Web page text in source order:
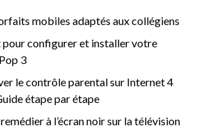
mobiles adaptés aux collégiens
pour configurer et installer votre
3
le contrôle parental sur Internet 4
étape par étape
à l’écran noir sur la télévision